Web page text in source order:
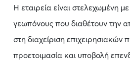
H εταιρεία είναι στελεχωμένη
γεωπόνους που διαθέτουν την
στη διαχείριση
προετοιμασία και υποβολή